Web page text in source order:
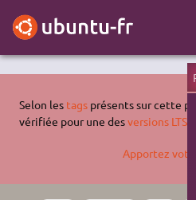
Selon les tags présents sur cette
vérifiée pour une desversions LTS
Apportez